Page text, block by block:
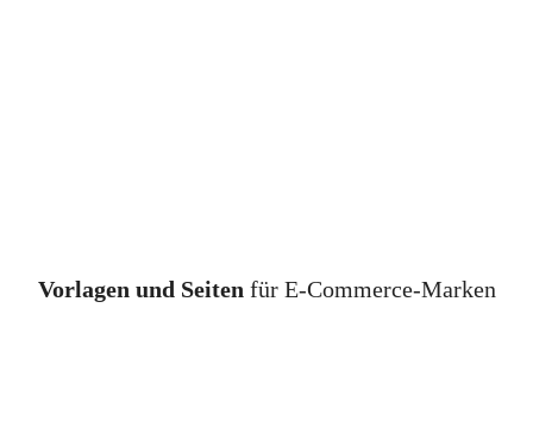
Vorlagen und Seiten für E-Commerce-Marken